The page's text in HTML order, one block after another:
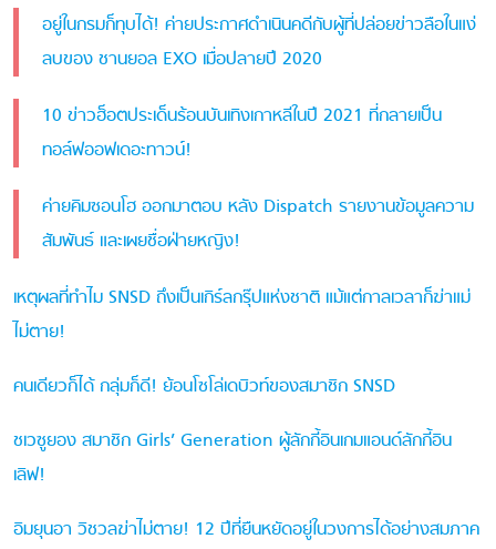
อยู่ในกรมก็ทุบได้! ค่ายประกาศดำเนินคดีกับผู้ที่ปล่อยข่าวลือในแง่
ลบของ ชานยอล EXO เมื่อปลายปี 2020
10 ข่าวฮ็อตประเด็นร้อนบันเทิงเกาหลีในปี 2021 ที่กลายเป็น
ทอล์ฟออฟเดอะทาวน์!
ค่ายคิมซอนโฮ ออกมาตอบ หลัง Dispatch รายงานข้อมูลความ
สัมพันธ์ และเผยชื่อฝ่ายหญิง!
เหตุผลที่ทำไม SNSD ถึงเป็นเกิร์ลกรุ๊ปแห่งชาติ แม้แต่กาลเวลาก็ฆ่าแม่
ไม่ตาย!
คนเดียวก็ได้ กลุ่มก็ดี! ย้อนโซโล่เดบิวท์ของสมาชิก SNSD
ชเวซูยอง สมาชิก Girls’ Generation ผู้ลักกี้อินเกมแอนด์ลักกี้อิน
เลิฟ!
อิมยุนอา วิชวลฆ่าไม่ตาย! 12 ปีที่ยืนหยัดอยู่ในวงการได้อย่างสมภาค